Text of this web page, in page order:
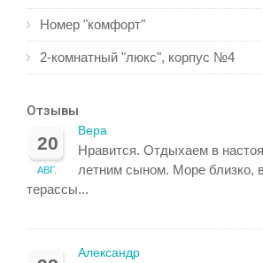
Номер "комфорт"
2-комнатный "люкс", корпус №4
Отзывы
20
АВГ.
Вера
Нравится. Отдыхаем в
летним сыном. Море близко,
терассы...
Александр